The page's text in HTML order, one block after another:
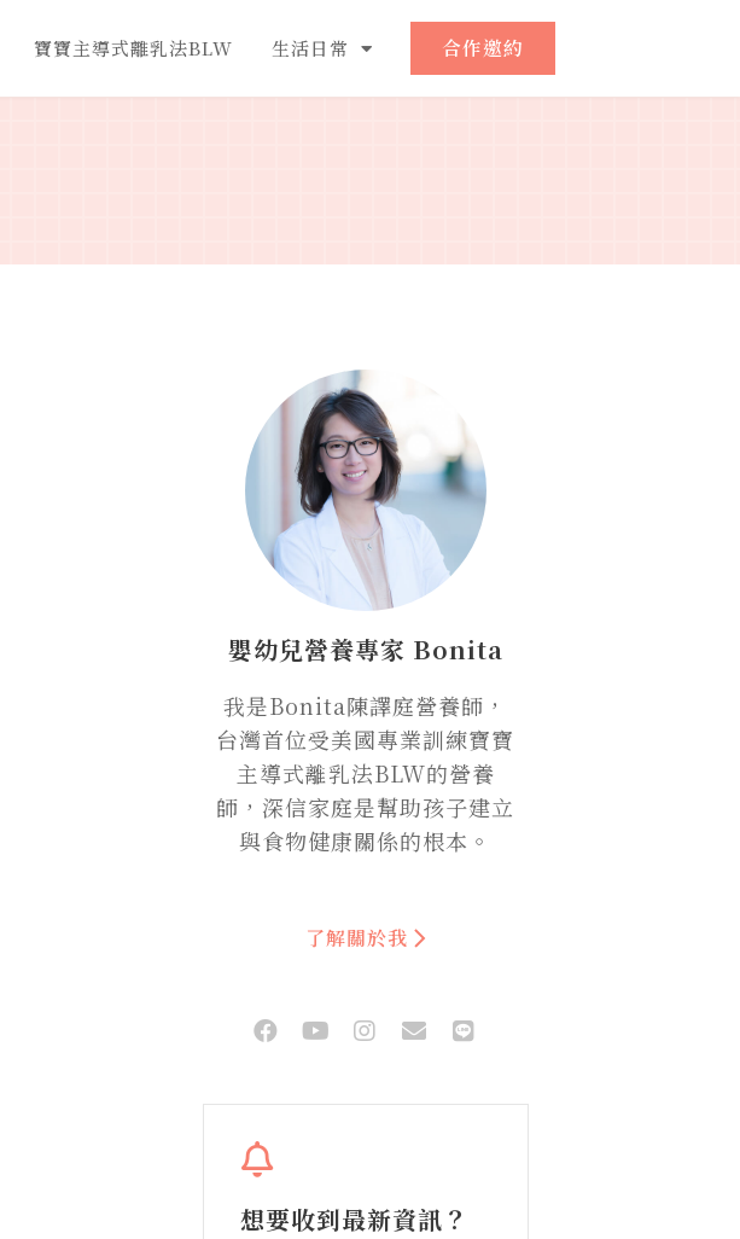
寶寶主導式離乳法BLW 生活日常 合作邀約
嬰幼兒營養專家 Bonita
我是Bonita陳譯庭營養師，
台灣首位受美國專業訓練寶寶
主導式離乳法BLW的營養
師，深信家庭是幫助孩子建立
與食物健康關係的根本。
了解關於我
想要收到最新資訊？